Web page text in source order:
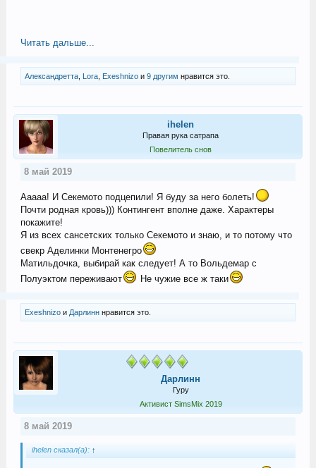
Читать дальше...
Александретта, Lora, Exeshnizoи 9 другим нравится это.
ihelen
Правая рука сатрапа
Повелитель снов
8 май 2019
Ааааа! И Секемото подцепили! Я буду за него болеть!
Почти родная кровь))) Контингент вполне даже. Характеры
покажите!
Я из всех сансетских только Секемото и знаю, и то потому что
свекр Аделинки Монтенегро
Матильдочка, выбирай как следует! А то Вольдемар с
Полуэктом переживают
Не чужие все ж таки
Exeshnizoи Дарлинннравится это.
Дарлинн
Гуру
Активист SimsMix 2019
8 май 2019
ihelen сказал(а): ↑